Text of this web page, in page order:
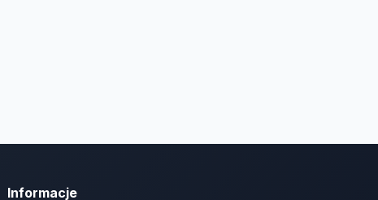
Informacje